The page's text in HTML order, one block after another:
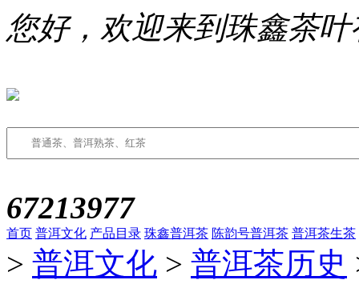
您好，欢迎来到珠鑫茶
67213977
首页 普洱文化 产品目录 珠鑫普洱茶 陈韵号普洱茶 普洱茶生茶
> 普洱文化 > 普洱茶历史